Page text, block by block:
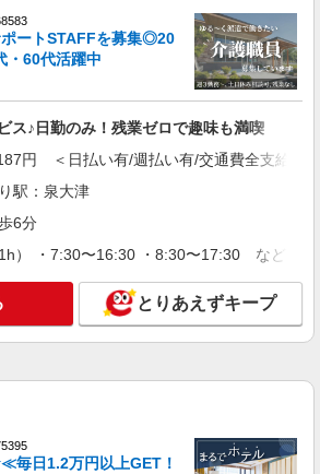
2068391
津駅≫介護の現場で心を燃やせ！！！デ
時給1550円〜2187円 ＜日払い有/週払い有/交
全支給(ガソリン代含む)＞
泉大津市｜最寄り駅：泉大津
津駅≫日勤のみ＆残業ナシ！お迎えに間
うデイサービス
時給1550円〜2187円 ＜日払い有/週払い有/交
詳細を見る
ートSTAFFを募集◎20
・60代活躍中
ス♪日勤のみ！残業ゼロで趣味も満喫
円 ＜日払い有/週払い有/交通費全支給(ガ
駅：泉大津
6分
） ・7:30〜16:30 ・8:30〜17:30 など ※
とりあえずキープ
日1.2万円以上GET！